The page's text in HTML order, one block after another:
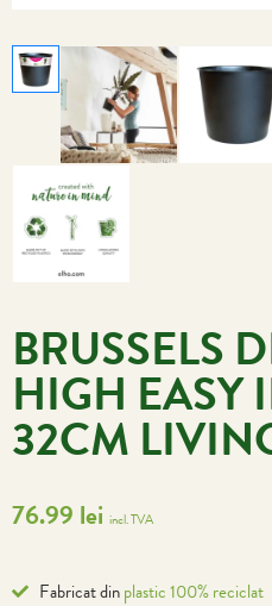
BRUSSELS
HIGH EASY
32CM
76.99 lei incl. TVA
Fabricat dinplastic 100% reciclat